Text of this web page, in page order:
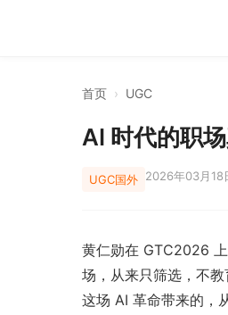
首页 › UGC
AI 时代的职
UGC国外 2026年03月18
黄仁勋在 GTC2026
场，从来只筛选，不教
这场 AI 革命带来的，